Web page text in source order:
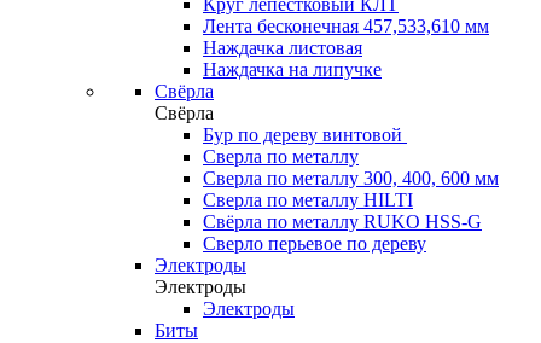
Круг лепестковый КЛТ
Лента бесконечная 457,533,610 мм
Наждачка листовая
Наждачка на липучке
Свёрла
Свёрла
Бур по дереву винтовой
Сверла по металлу
Сверла по металлу 300, 400, 600 мм
Сверла по металлу HILTI
Свёрла по металлу RUKO HSS-G
Сверло перьевое по дереву
Электроды
Электроды
Электроды
Биты